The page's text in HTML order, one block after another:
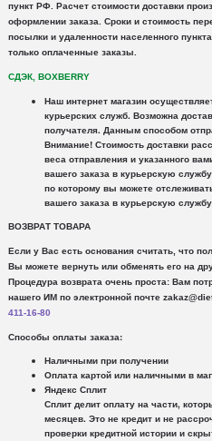
пункт РФ. Расчет стоимости доставки
оформлении заказа. Сроки и стоимость
посылки и удаленности населенного пункта
только оплаченные заказы.
СДЭК, BOXBERRY
Наш интернет магазин
курьерских служб. Возможна
получателя. Данным способом
Внимание!Стоимость доставки
веса отправления и указанного
вашего заказа в курьерскую
по которому вы можете
вашего заказа в курьерскую
ВОЗВРАТ ТОВАРА
Если у Вас есть основания считать, что
Вы можете вернуть или обменять его на
Процедура возврата очень проста: Вам
нашего ИМ по электронной почте
411-16-80
Способы оплаты заказа:
Наличными при получении
Оплата картой или наличными в
Яндекс Сплит
Сплит делит оплату на части,
месяцев. Это не кредит и не
проверки кредитной истории и